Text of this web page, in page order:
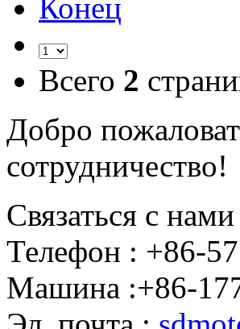
Конец
Всего 2
Добро
сотрудничество!
Связаться с нами
Телефон : +86-
Машина :+86-